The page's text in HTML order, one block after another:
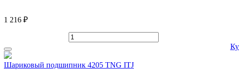
1 216 ₽
Шариковый подшипник 4205 TNG ITJ